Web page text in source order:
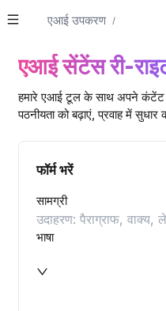
एआई उपकरण /
एआई सेंटेंस री-
हमारे एआई टूल के साथ अपने कंटेंट
पठनीयता को बढ़ाएं, प्रवाह में
फॉर्म भरें
सामग्री
भाषा